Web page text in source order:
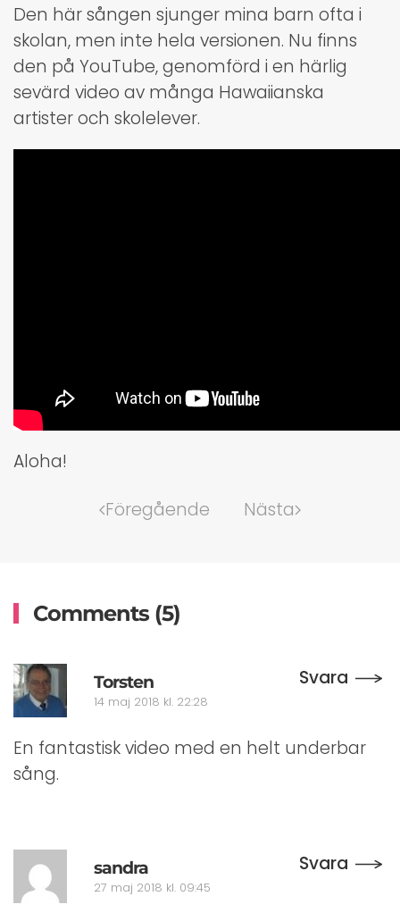
Den här sången sjunger mina barn ofta i
skolan, men inte hela versionen. Nu finns
den på YouTube, genomförd i en härlig
sevärd video av många Hawaiianska
artister och skolelever.
Aloha!
Föregående
Nästa
Comments (5)
Torsten
14 maj 2018 kl. 22:28
Svara
En fantastisk video med en helt underbar
sång.
sandra
27 maj 2018 kl. 09:45
Svara